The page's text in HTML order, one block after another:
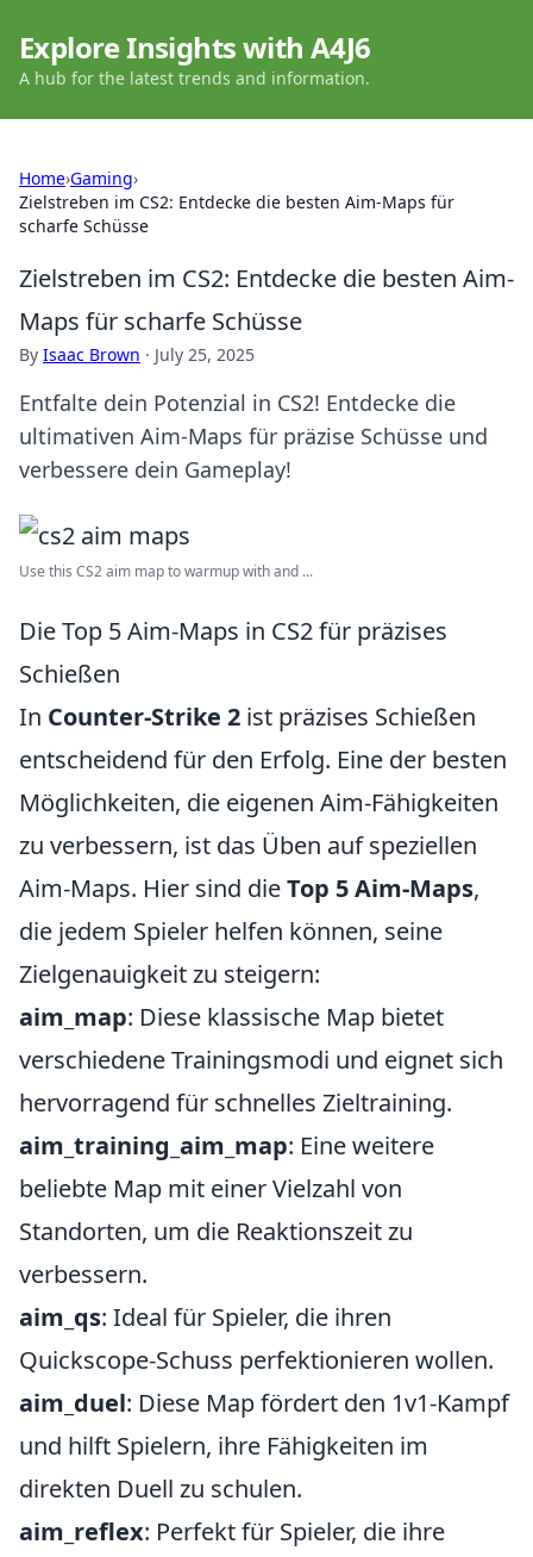
Explore Insights with A4J6
A hub for the latest trends and information.
Home›Gaming›
Zielstreben im CS2: Entdecke die besten Aim-Maps für
scharfe Schüsse
Zielstreben im CS2: Entdecke die besten Aim-
Maps für scharfe Schüsse
By Isaac Brown · July 25, 2025
Entfalte dein Potenzial in CS2! Entdecke die
ultimativen Aim-Maps für präzise Schüsse und
verbessere dein Gameplay!
Use this CS2 aim map to warmup with and ...
Die Top 5 Aim-Maps in CS2 für präzises
Schießen
In Counter-Strike 2 ist präzises Schießen
entscheidend für den Erfolg. Eine der besten
Möglichkeiten, die eigenen Aim-Fähigkeiten
zu verbessern, ist das Üben auf speziellen
Aim-Maps. Hier sind dieTop 5 Aim-Maps,
die jedem Spieler helfen können, seine
Zielgenauigkeit zu steigern:
aim_map: Diese klassische Map bietet
verschiedene Trainingsmodi und eignet sich
hervorragend für schnelles Zieltraining.
aim_training_aim_map: Eine weitere
beliebte Map mit einer Vielzahl von
Standorten, um die Reaktionszeit zu
verbessern.
aim_qs: Ideal für Spieler, die ihren
Quickscope-Schuss perfektionieren wollen.
aim_duel: Diese Map fördert den 1v1-Kampf
und hilft Spielern, ihre Fähigkeiten im
direkten Duell zu schulen.
aim_reflex: Perfekt für Spieler, die ihre